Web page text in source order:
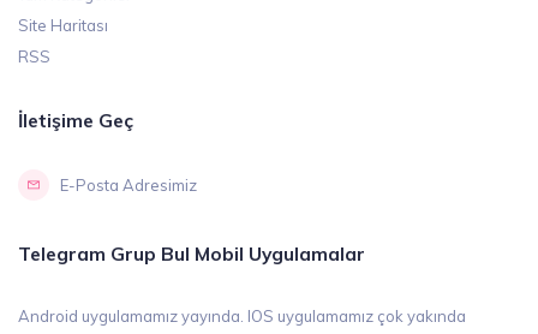
Site Haritası
RSS
İletişime Geç
E-Posta Adresimiz
Telegram Grup Bul Mobil Uygulamalar
Android uygulamamız yayında. IOS uygulamamız çok yakında